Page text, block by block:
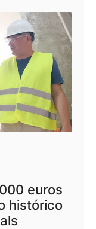
euros
histórico